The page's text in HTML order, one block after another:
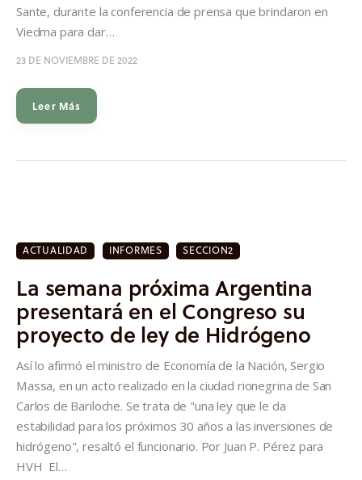
Sante, durante la conferencia de prensa que brindaron en
Viedma para dar…
23 DE NOVIEMBRE DE 2022
Leer Más
ACTUALIDAD INFORMES SECCION2
La semana próxima Argentina
presentará en el Congreso su
proyecto de ley de Hidrógeno
Así lo afirmó el ministro de Economía de la Nación, Sergio
Massa, en un acto realizado en la ciudad rionegrina de San
Carlos de Bariloche. Se trata de "una ley que le da
estabilidad para los próximos 30 años a las inversiones de
hidrógeno", resaltó el funcionario. Por Juan P. Pérez para
HVH El…